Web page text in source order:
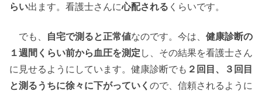
らい出ます。看護士さんに心配される くらいです。
でも、 自宅で測ると正常値なのです。今は、 健康診断の
１週間くらい前から血圧を測定 し、その結果を看護士さん
に見せるようにしています。健康診断でも ２回目、３回目
と測るうちに徐々に下がっていく ので、信頼されるように